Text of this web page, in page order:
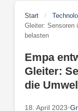
Start /
Gleiter: Sensoren
belasten
Empa
Gleiter:
die
18. April 2023•